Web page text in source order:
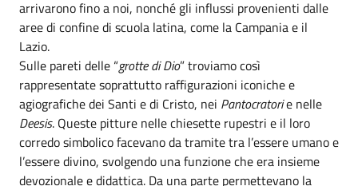
arrivarono fino a noi, nonché gli influssi provenienti dalle
aree di confine di scuola latina, come la Campania e il
Lazio.
Sulle pareti delle “grotte di Dio” troviamo così
rappresentate soprattutto raffigurazioni iconiche e
agiografiche dei Santi e di Cristo, nei Pantocratorie nelle
Deesis. Queste pitture nelle chiesette rupestri e il loro
corredo simbolico facevano da tramite tra l’essere umano e
l’essere divino, svolgendo una funzione che era insieme
devozionale e didattica. Da una parte permettevano la